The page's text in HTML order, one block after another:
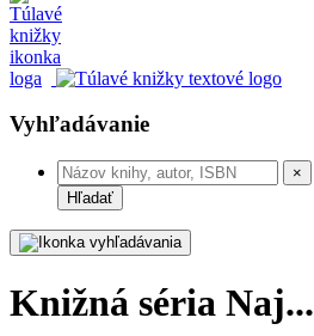
Vyhľadávanie
×
Hľadať
Knižná séria Naj...